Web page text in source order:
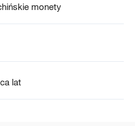
monety
lat